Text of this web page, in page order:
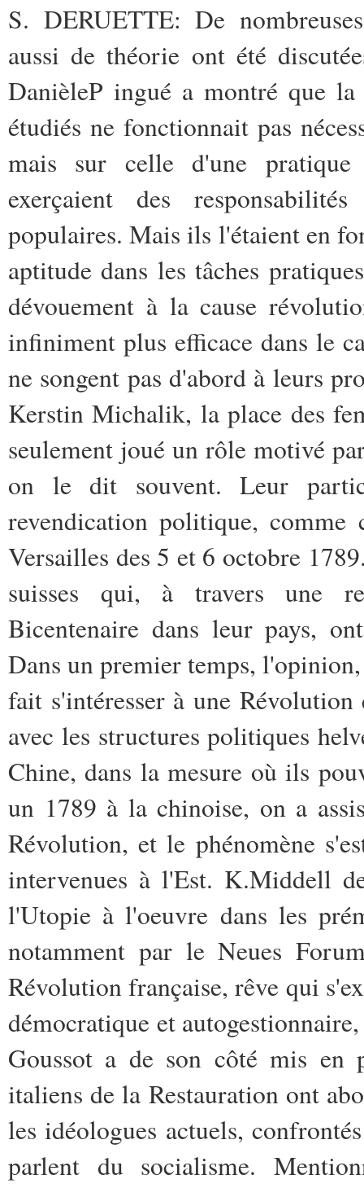
S. DERUETTE: De
aussi ­de théorie ont été
Danièle­P ingué a montré que
étudiés ne­ fonctionnait pas
mais sur celle ­d'une
exerçaient des­
populaires. Mais ils­ l'étaient en
aptitude dans les ­tâches
dévouement à la cause­
infiniment plus efficace dans­ le
ne songent pas d'abord à leurs
Kerstin Michalik, la place des­
seulement joué un rôle motivé
on le dit souvent. Leur
revendication politique,
Versailles des 5 et 6 octobre
suisses qui, à travers une
Bicentenaire dans leur pays,
Dans­ un premier temps,
fait ­s'intéresser à une
avec les­ structures politiques
Chine, dans ­la mesure où ils
un 1789 à la­ chinoise, on a
Révolution, et le­ phénomène
intervenues à l'Est. K.­Middell
l'Utopie à l'oeuvre dans les­
notamment par le Neues
Révolution française, rêve qui
démocratique et
Goussot a de son côté mis en
italiens de la Restauration ont
les idéologues actuels,
parlent du socialisme.